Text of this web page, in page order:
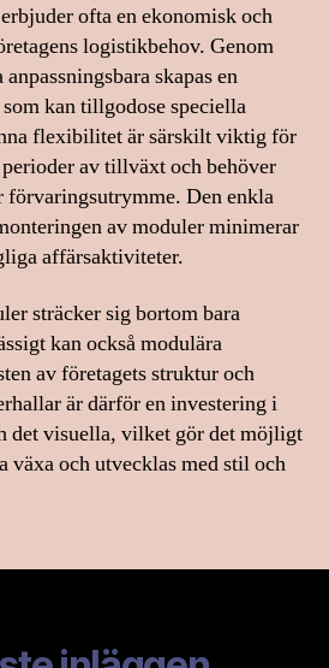
ofta en ekonomisk och
logistikbehov. Genom
skapas en
kan tillgodose speciella
flexibilitet är särskilt viktig för
av tillväxt och behöver
Den enkla
av moduler minimerar
affärsaktiviteter.
sträcker sig bortom bara
kan också modulära
av företagets struktur och
är därför en investering i
det visuella, vilket gör det möjligt
växa och utvecklas med stil och